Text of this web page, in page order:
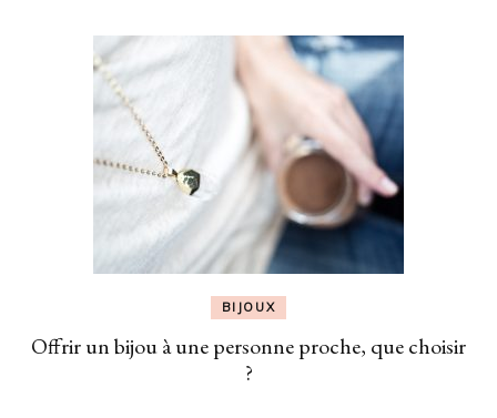
BIJOUX
Offrir un bijou à une personne proche, que choisir
?